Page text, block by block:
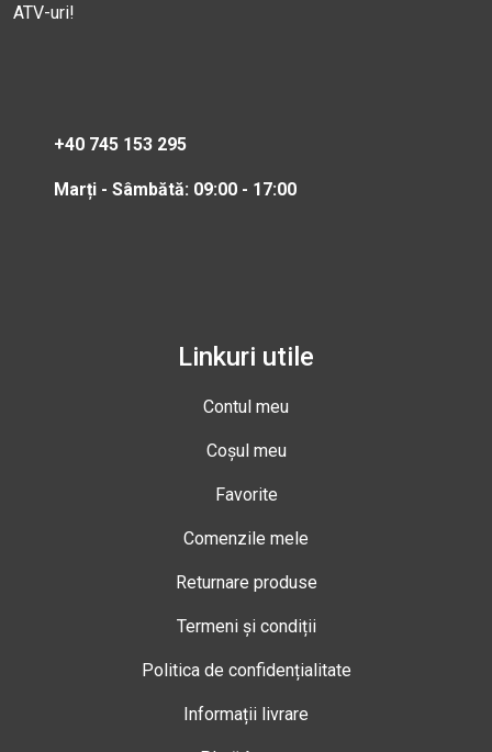
ATV-uri!
+40 745 153 295
Marți - Sâmbătă: 09:00 - 17:00
Linkuri utile
Contul meu
Coșul meu
Favorite
Comenzile mele
Returnare produse
Termeni și condiții
Politica de confidențialitate
Informații livrare